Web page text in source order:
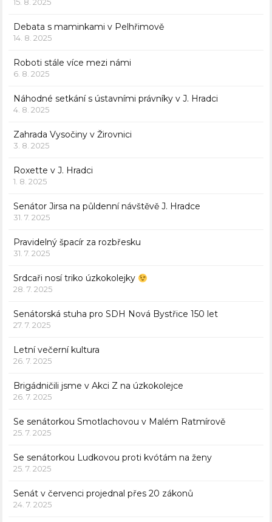
15. 8. 2025
Debata s maminkami v Pelhřimově
14. 8. 2025
Roboti stále více mezi námi
6. 8. 2025
Náhodné setkání s ústavními právníky v J. Hradci
4. 8. 2025
Zahrada Vysočiny v Žirovnici
3. 8. 2025
Roxette v J. Hradci
1. 8. 2025
Senátor Jirsa na půldenní návštěvě J. Hradce
31. 7. 2025
Pravidelný špacír za rozbřesku
31. 7. 2025
Srdcaři nosí triko úzkokolejky
28. 7. 2025
Senátorská stuha pro SDH Nová Bystřice 150 let
27. 7. 2025
Letní večerní kultura
26. 7. 2025
Brigádničili jsme v Akci Z na úzkokolejce
26. 7. 2025
Se senátorkou Smotlachovou v Malém Ratmírově
25. 7. 2025
Se senátorkou Ludkovou proti kvótám na ženy
25. 7. 2025
Senát v červenci projednal přes 20 zákonů
24. 7. 2025